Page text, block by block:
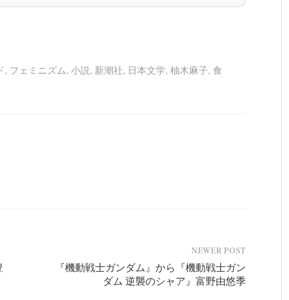
, フェミニズム, 小説, 新潮社, 日本文学, 柚木麻子, 食
NEWER POST
『機動戦士ガンダム』から『機動戦士ガン
ダム 逆襲のシャア』富野由悠季